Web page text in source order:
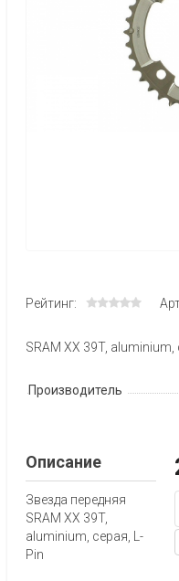
Рейтинг:
SRAM XX 39T,
Производитель
Описание
Звезда передняя
SRAM XX 39T,
aluminium, серая, L-
Pin